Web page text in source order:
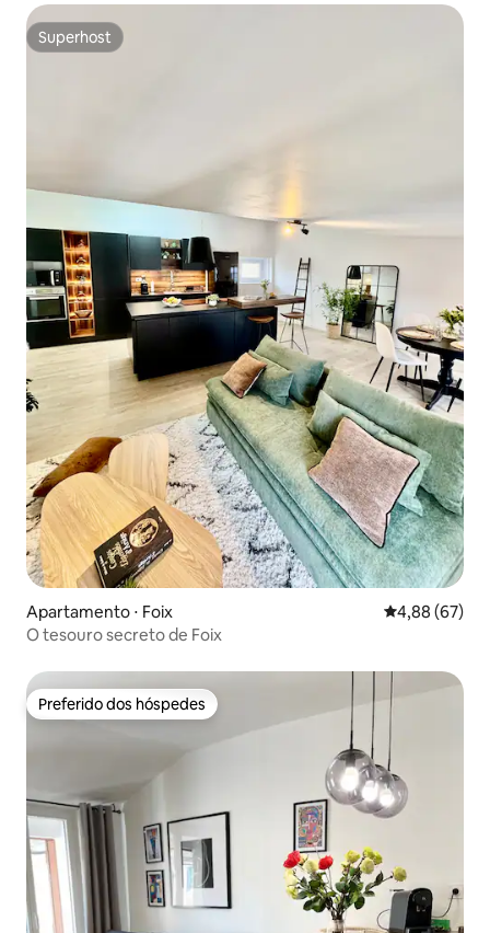
Superhost
Superhost
Apartamento ⋅ Foix 4,88 de uma
4,88 (67)
O tesouro secreto de Foix
Preferido dos hóspedes
Preferido dos hóspedes